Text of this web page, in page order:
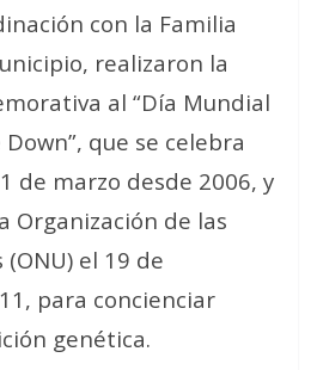
con la Familia
realizaron la
al “Día Mundial
que se celebra
de marzo desde 2006, y
Organización de las
el 19 de
para concienciar
genética.